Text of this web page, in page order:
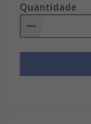
Quantidade